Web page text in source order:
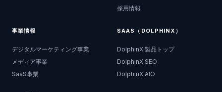
採用情報
事業情報
デジタルマーケティング事業
メディア事業
SaaS事業
SAAS（DOLPHINX）
DolphinX 製品トップ
DolphinX SEO
DolphinX AIO